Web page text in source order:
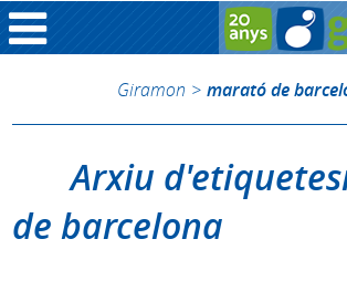
Giramon > marató de
Arxiu
de barcelona